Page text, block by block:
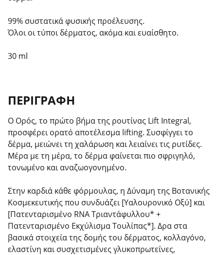
99% συστατικά φυσικής προέλευσης.
Όλοι οι τύποι δέρματος, ακόμα και ευαίσθητο.
30 ml
ΠΕΡΙΓΡΑΦΉ
Ο Ορός, το πρώτο βήμα της ρουτίνας Lift Integral,
προσφέρει ορατό αποτέλεσμα lifting. Συσφίγγει το
δέρμα, μειώνει τη χαλάρωση και λειαίνει τις ρυτίδες.
Μέρα με τη μέρα, το δέρμα φαίνεται πιο σφριγηλό,
τονωμένο και αναζωογονημένο.
Στην καρδιά κάθε φόρμουλας, η Δύναμη της Βοτανικής
Κοσμεκευτικής που συνδυάζει [Υαλουρονικό Οξύ] και
[Πατενταρισμένο RNA Τριαντάφυλλου* +
Πατενταρισμένο Εκχύλισμα Τουλίπας*]. Δρα στα
βασικά στοιχεία της δομής του δέρματος, κολλαγόνο,
ελαστίνη και συσχετισμένες γλυκοπρωτεΐνες,